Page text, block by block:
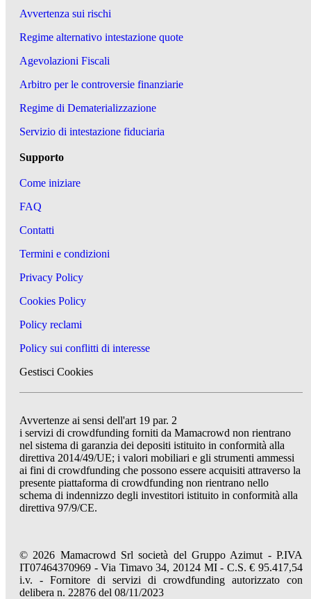
Avvertenza sui rischi
Regime alternativo intestazione quote
Agevolazioni Fiscali
Arbitro per le controversie finanziarie
Regime di Dematerializzazione
Servizio di intestazione fiduciaria
Supporto
Come iniziare
FAQ
Contatti
Termini e condizioni
Privacy Policy
Cookies Policy
Policy reclami
Policy sui conflitti di interesse
Gestisci Cookies
Avvertenze ai sensi dell'art 19 par. 2
i servizi di crowdfunding forniti da Mamacrowd non rientrano
nel sistema di garanzia dei depositi istituito in conformità alla
direttiva 2014/49/UE; i valori mobiliari e gli strumenti ammessi
ai fini di crowdfunding che possono essere acquisiti attraverso la
presente piattaforma di crowdfunding non rientrano nello
schema di indennizzo degli investitori istituito in conformità alla
direttiva 97/9/CE.
© 2026 Mamacrowd Srl società del Gruppo Azimut - P.IVA
IT07464370969 - Via Timavo 34, 20124 MI - C.S. € 95.417,54
i.v. - Fornitore di servizi di crowdfunding autorizzato con
delibera n. 22876 del 08/11/2023